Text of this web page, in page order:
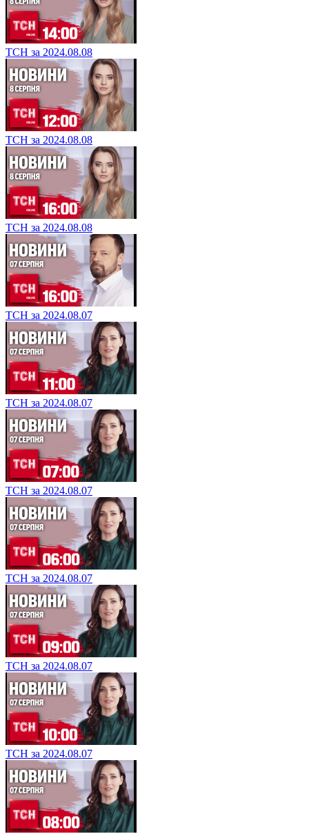
ТСН за 2024.08.08
ТСН за 2024.08.08
ТСН за 2024.08.08
ТСН за 2024.08.07
ТСН за 2024.08.07
ТСН за 2024.08.07
ТСН за 2024.08.07
ТСН за 2024.08.07
ТСН за 2024.08.07